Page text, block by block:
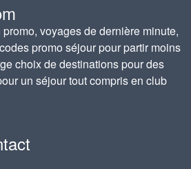
voyages de dernière minute,
promo séjour pour partir moins
choix de destinations pour des
un séjour tout compris en club